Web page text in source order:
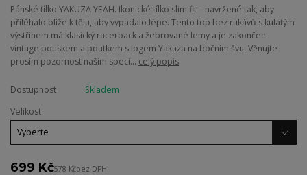
Pánské tílko YAKUZA YEAH. Ikonické tílko slim fit – navržené tak, aby
přiléhalo blíže k tělu, aby vypadalo lépe. Tento top bez rukávů s kulatým
výstřihem má klasický racerback a žebrované lemy a je zakončen
vintage potiskem a poutkem s logem Yakuza na bočním švu. Věnujte
prosím pozornost našim speci... celý popis
Dostupnost
Skladem
Velikost
699 Kč578 Kčbez DPH